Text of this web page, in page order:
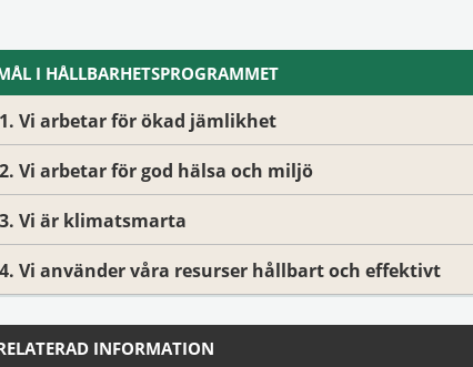
I HÅLLBARHETSPROGRAMMET
1. Vi arbetar för ökad jämlikhet
2. Vi arbetar för god hälsa och miljö
3. Vi är klimatsmarta
4. Vi använder våra resurser hållbart och effektivt
INFORMATION